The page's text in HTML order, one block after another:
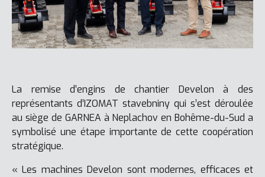
La remise d’engins de chantier Develon à des
représentants d’IZOMAT stavebniny qui s’est déroulée
au siège de GARNEA à Neplachov en Bohême-du-Sud a
symbolisé une étape importante de cette coopération
stratégique.
« Les machines Develon sont modernes, efficaces et